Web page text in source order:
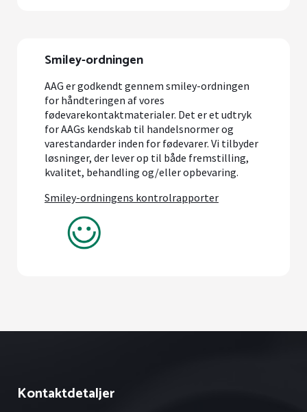
Smiley-ordningen
AAG er godkendt gennem smiley-ordningen
for håndteringen af vores
fødevarekontaktmaterialer. Det er et udtryk
for AAGs kendskab til handelsnormer og
varestandarder inden for fødevarer. Vi tilbyder
løsninger, der lever op til både fremstilling,
kvalitet, behandling og/eller opbevaring.
Smiley-ordningens kontrolrapporter
Kontaktdetaljer